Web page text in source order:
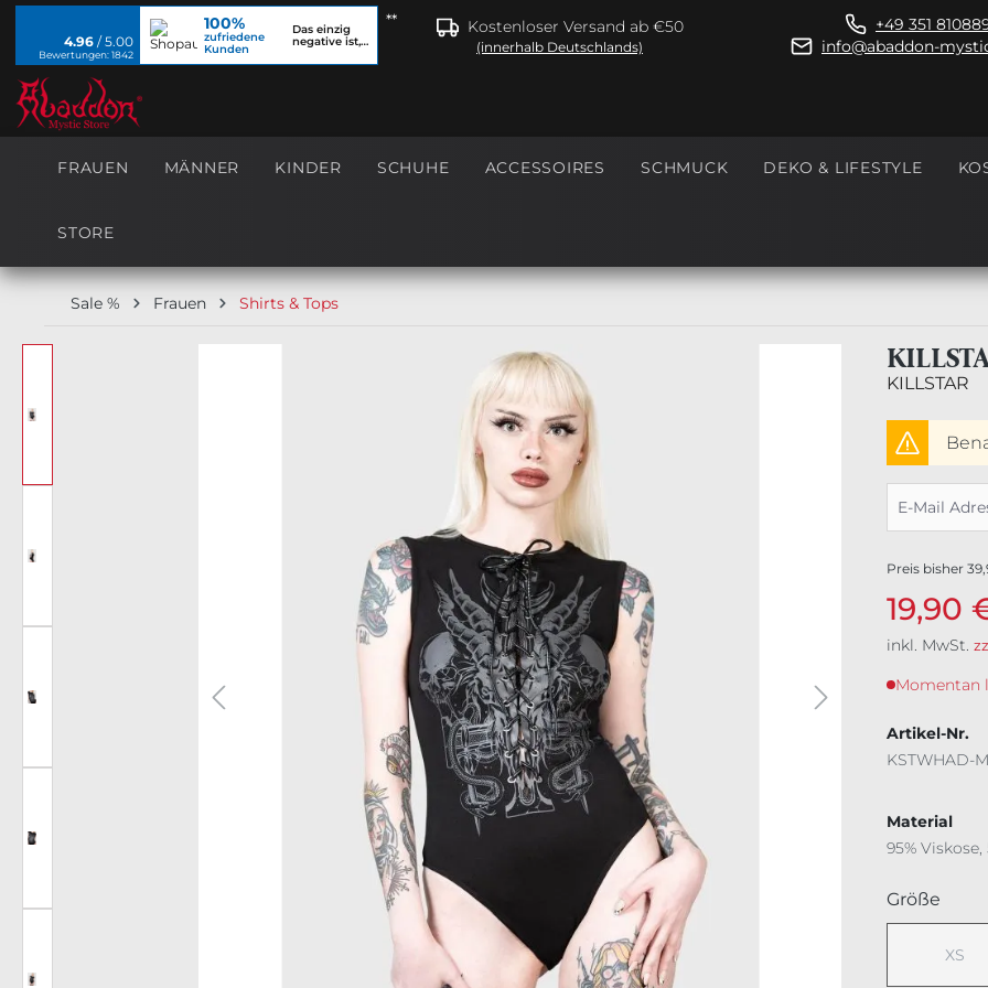
Zur Hauptnavigation springen **
4.96 / 5.00
Bewertungen: 1842
100%
zufriedene
Kunden
Das einzig
negative ist,
Kostenloser Versand ab €50
(innerhalb Deutschlands)
+49 351
info@abaddon-
FRAUEN MÄNNER KINDER SCHUHE ACCESSOIRES SCHMUCK DEKO & LIFESTYLE
STORE
Sale % Frauen Shirts & Tops
KILLSTAR
Preis bisher
19,90
inkl. MwSt.
Momentan
Artikel-Nr.
KSTWHAD-M
Material
95%
Größe
XS